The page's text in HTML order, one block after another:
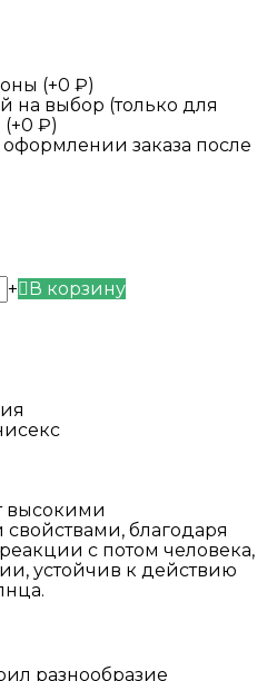
(+0 ₽)
на выбор (только для
0 ₽)
заказа после
+
В корзину
высокими
благодаря
с потом человека,
устойчив к действию
разнообразие